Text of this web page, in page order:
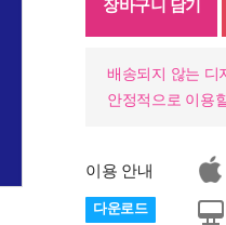
장바구니 담기
배송되지 않는 디
안정적으로 이용
이용 안내
다운로드